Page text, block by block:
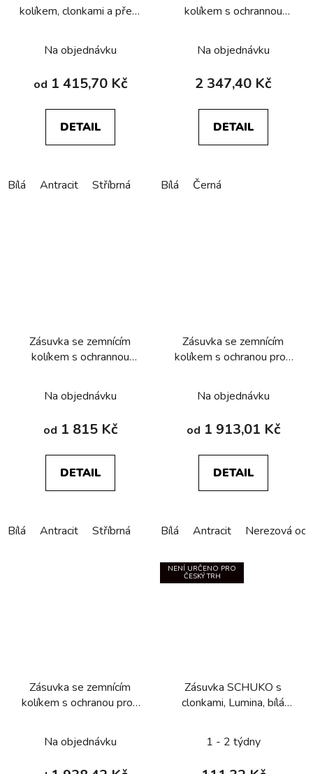
kolíkem, clonkami a přep.
Na objednávku
od 1 415,70 Kč
DETAIL
Bílá Antracit Stříbrná
kolíkem s ochrannou
přepětí T3 akust.,
Berker, Serie 1930
Na objednávku
2 347,40 Kč
DETAIL
Bílá Černá
Zásuvka se zemnícím
kolíkem s ochrannou
přepětí T3, Berker Q.x
Na objednávku
od 1 815 Kč
DETAIL
Bílá Antracit Stříbrná
Zásuvka se zemnícím
kolíkem s ochranou proti
přepětí T3, Berker
K.1/K.5
Na objednávku
od 1 913,01 Kč
DETAIL
Bílá Antracit Nerezová
Zásuvka se zemnícím
kolíkem s ochranou proti
přepětí T3, Berker
R.1/R.3
Na objednávku
NENÍ URČENO PRO
ČESKÝ TRH
Zásuvka SCHUKO s
clonkami, Lumina, bílá
1 - 2 týdny